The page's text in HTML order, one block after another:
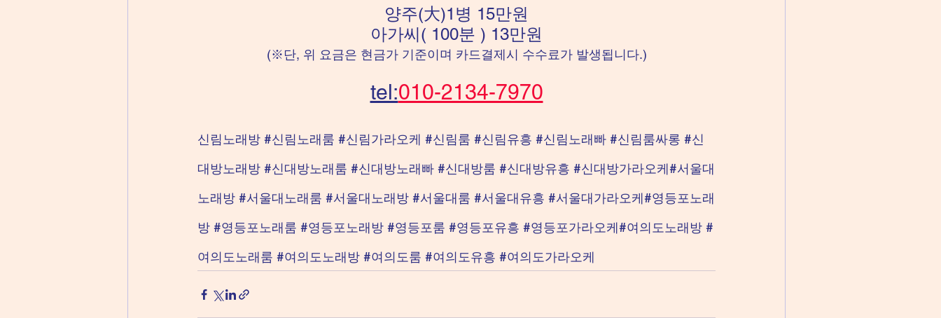
양주(大)1병 15만원
아가씨( 100분 ) 13만원
(※단, 위 요금은 현금가 기준이며 카드결제시 수수료가 발생됩니다.)
tel:010-2134-7970
신림노래방 #신림노래룸 #신림가라오케 #신림룸 #신림유흥 #신림노래빠 #신림룸싸롱 #신
대방노래방 #신대방노래룸 #신대방노래빠 #신대방룸 #신대방유흥 #신대방가라오케#서울대
노래방 #서울대노래룸 #서울대노래방 #서울대룸 #서울대유흥 #서울대가라오케#영등포노래
방 #영등포노래룸 #영등포노래방 #영등포룸 #영등포유흥 #영등포가라오케#여의도노래방 #
여의도노래룸 #여의도노래방 #여의도룸 #여의도유흥 #여의도가라오케